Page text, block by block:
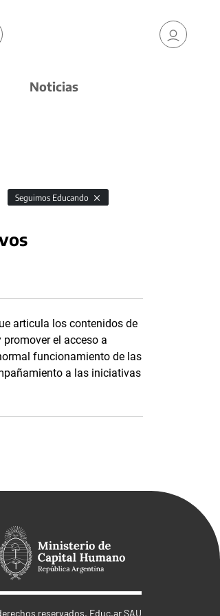
Noticias
Seguimos Educando
articula los contenidos de
el acceso a
funcionamiento de las
a las iniciativas
reservados. Educ.ar SAU